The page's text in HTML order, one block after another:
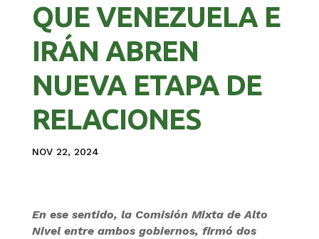
QUE VENEZUELA E
IRÁN ABREN
NUEVA ETAPA DE
RELACIONES
NOV 22, 2024
En ese sentido, la Comisión Mixta de Alto
Nivel entre ambos gobiernos, firmó dos